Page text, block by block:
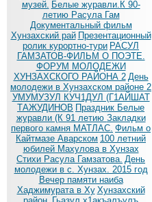
музей. Белые журавли.К 90-
летию Расула Гам
Документальный фильм
Хунзахский рай Презентационный
ролик курортно-тури РАСУЛ
ГАМЗАТОВ-ФИЛЬМ О ПОЭТЕ.
ФОРУМ МОЛОДЕЖИ
ХУНЗАХСКОГО РАЙОНА 2 День
молодежи в Хунзахском районе 2
УМУМУЗУЛ КУЧ1ДУЛ (Г1АЙШАТ
ТАЖУДИНОВ Праздник Белые
журавли (К 91 летию Закладки
первого камня МАТЛАС. Фильм о
Кайтмазе Аварском 100 летний
юбилей Махулова в Хунзах
Стихи Расула Гамзатова. День
молодежи в с. Хунзах. 2015 год
Вечер памяти наиба
Хаджимурата в Ху Хунзахский